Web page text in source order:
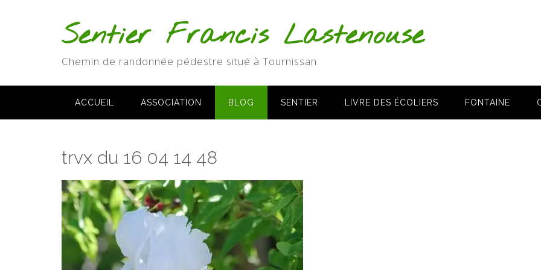
Sentier Francis Lastenouse
Chemin de randonnée pédestre situé à Tournissan
ACCUEIL ASSOCIATION BLOG SENTIER LIVRE DES ÉCOLIERS FONTAINE
trvx du 16 04 14 48